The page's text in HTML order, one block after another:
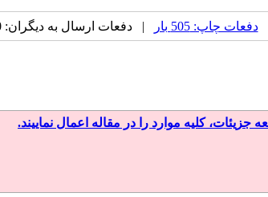
دفعات چاپ: 505 بار | دفعات ارسال به دیگران: 0 بار |
کلیه موارد را در مقاله اعمال نماییند.